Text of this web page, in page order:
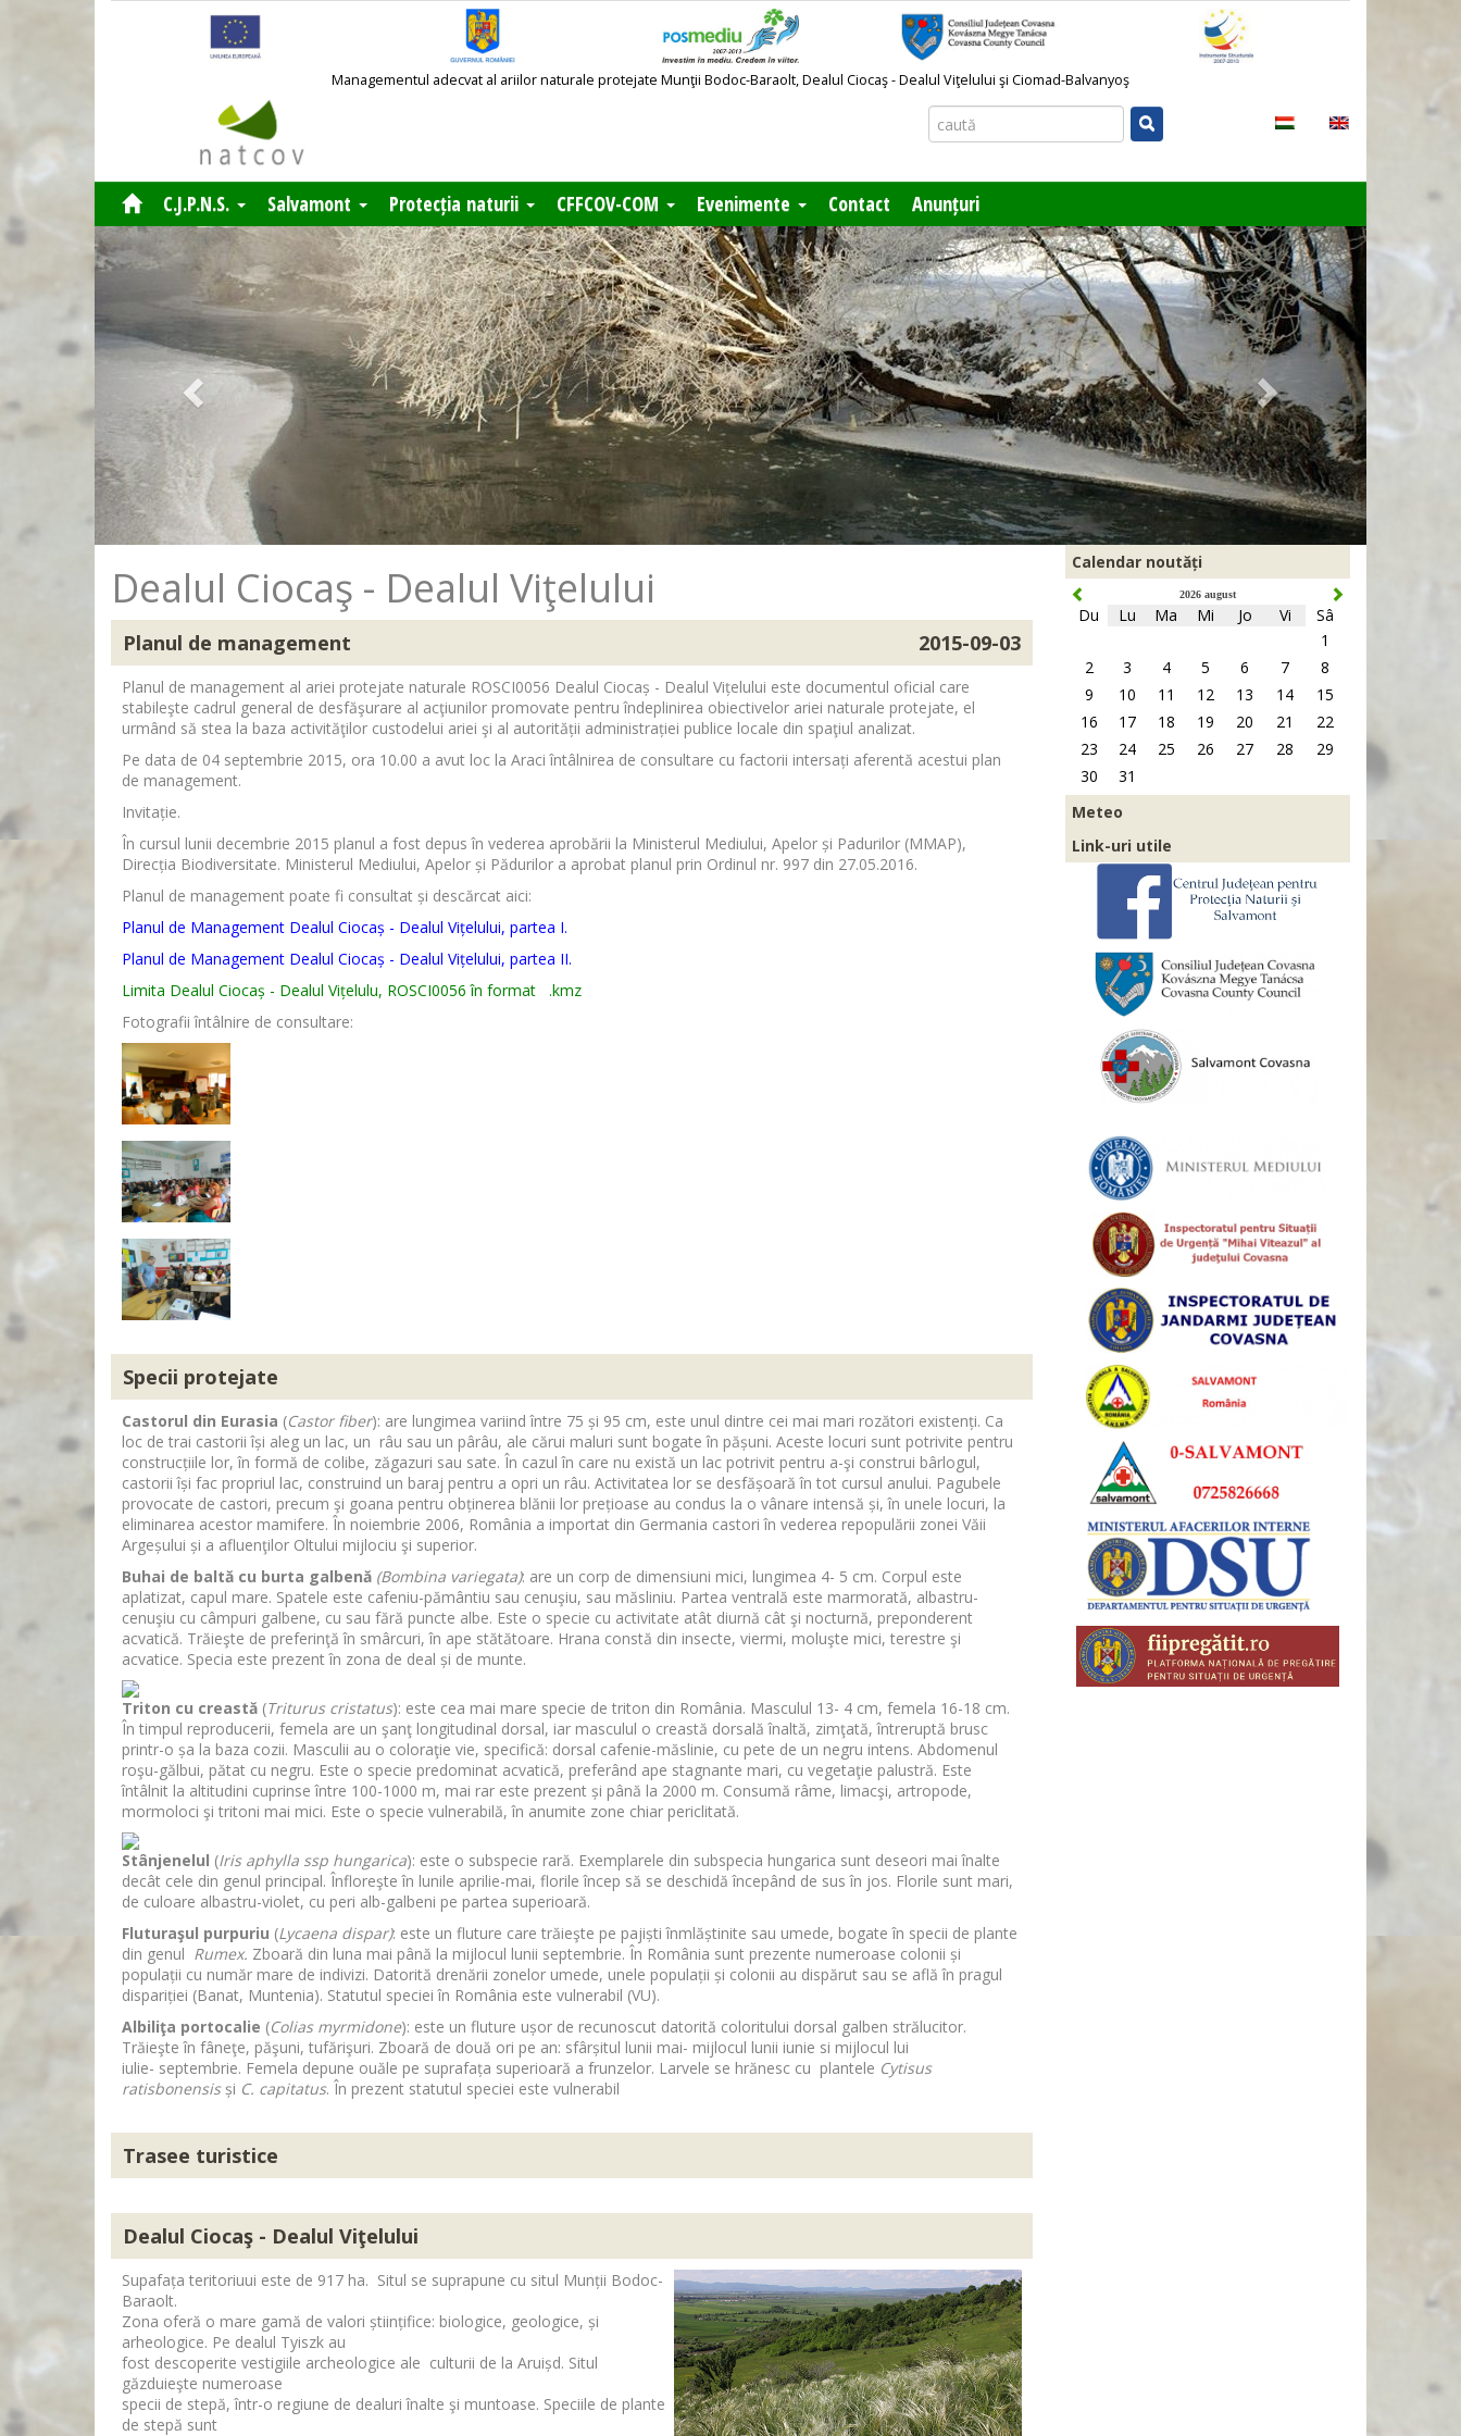
Managementul adecvat al ariilor naturale protejate Munţii Bodoc-Baraolt, Dealul Ciocaş - Dealul Viţelului şi Ciomad-Balvanyoş
C.J.P.N.S. Salvamont Protecția naturii CFFCOV-COM Evenimente Contact Anunțuri
Previous Next
Dealul Ciocaş - Dealul Viţelului
Planul de management 2015-09-03
Planul de management al ariei protejate naturale ROSCI0056 Dealul Ciocaș - Dealul Vițelului este documentul oficial care
stabileşte cadrul general de desfăşurare al acţiunilor promovate pentru îndeplinirea obiectivelor ariei naturale protejate, el
urmând să stea la baza activităţilor custodelui ariei şi al autorității administrației publice locale din spaţiul analizat.
Pe data de 04 septembrie 2015, ora 10.00 a avut loc la Araci întâlnirea de consultare cu factorii intersați aferentă acestui plan
de management.
Invitație.
În cursul lunii decembrie 2015 planul a fost depus în vederea aprobării la Ministerul Mediului, Apelor și Padurilor (MMAP),
Direcția Biodiversitate. Ministerul Mediului, Apelor și Pădurilor a aprobat planul prin Ordinul nr. 997 din 27.05.2016.
Planul de management poate fi consultat și descărcat aici:
Planul de Management Dealul Ciocaș - Dealul Vițelului, partea I.
Planul de Management Dealul Ciocaș - Dealul Vițelului, partea II.
Limita Dealul Ciocaș - Dealul Vițelulu, ROSCI0056 în format .kmz
Fotografii întâlnire de consultare:
Specii protejate
Castorul din Eurasia (Castor fiber): are lungimea variind între 75 și 95 cm, este unul dintre cei mai mari rozători existenți. Ca
loc de trai castorii își aleg un lac, un râu sau un pârâu, ale cărui maluri sunt bogate în pășuni. Aceste locuri sunt potrivite pentru
construcțiile lor, în formă de colibe, zăgazuri sau sate. În cazul în care nu există un lac potrivit pentru a-şi construi bârlogul,
castorii își fac propriul lac, construind un baraj pentru a opri un râu. Activitatea lor se desfășoară în tot cursul anului. Pagubele
provocate de castori, precum şi goana pentru obținerea blănii lor prețioase au condus la o vânare intensă și, în unele locuri, la
eliminarea acestor mamifere. În noiembrie 2006, România a importat din Germania castori în vederea repopulării zonei Văii
Argeșului și a afluenţilor Oltului mijlociu şi superior.
Buhai de baltă cu burta galbenă (Bombina variegata): are un corp de dimensiuni mici, lungimea 4- 5 cm. Corpul este
aplatizat, capul mare. Spatele este cafeniu-pământiu sau cenuşiu, sau măsliniu. Partea ventrală este marmorată, albastru-
cenuşiu cu câmpuri galbene, cu sau fără puncte albe. Este o specie cu activitate atât diurnă cât şi nocturnă, preponderent
acvatică. Trăieşte de preferinţă în smârcuri, în ape stătătoare. Hrana constă din insecte, viermi, moluşte mici, terestre şi
acvatice. Specia este prezent în zona de deal și de munte.
Triton cu creastă (Triturus cristatus): este cea mai mare specie de triton din România. Masculul 13- 4 cm, femela 16-18 cm.
În timpul reproducerii, femela are un şanţ longitudinal dorsal, iar masculul o creastă dorsală înaltă, zimţată, întreruptă brusc
printr-o șa la baza cozii. Masculii au o coloraţie vie, specifică: dorsal cafenie-măslinie, cu pete de un negru intens. Abdomenul
roşu-gălbui, pătat cu negru. Este o specie predominat acvatică, preferând ape stagnante mari, cu vegetaţie palustră. Este
întâlnit la altitudini cuprinse între 100-1000 m, mai rar este prezent și până la 2000 m. Consumă râme, limacşi, artropode,
mormoloci şi tritoni mai mici. Este o specie vulnerabilă, în anumite zone chiar periclitată.
Stânjenelul (Iris aphylla ssp hungarica): este o subspecie rară. Exemplarele din subspecia hungarica sunt deseori mai înalte
decât cele din genul principal. Înfloreşte în lunile aprilie-mai, florile încep să se deschidă începând de sus în jos. Florile sunt mari,
de culoare albastru-violet, cu peri alb-galbeni pe partea superioară.
Fluturaşul purpuriu (Lycaena dispar): este un fluture care trăieşte pe pajiști înmlăștinite sau umede, bogate în specii de plante
din genul Rumex. Zboară din luna mai până la mijlocul lunii septembrie. În România sunt prezente numeroase colonii și
populații cu număr mare de indivizi. Datorită drenării zonelor umede, unele populații și colonii au dispărut sau se află în pragul
dispariției (Banat, Muntenia). Statutul speciei în România este vulnerabil (VU).
Albiliţa portocalie (Colias myrmidone): este un fluture ușor de recunoscut datorită coloritului dorsal galben strălucitor.
Trăieşte în fâneţe, păşuni, tufărişuri. Zboară de două ori pe an: sfârșitul lunii mai- mijlocul lunii iunie si mijlocul lui
iulie- septembrie. Femela depune ouăle pe suprafața superioară a frunzelor. Larvele se hrănesc cu plantele Cytisus
ratisbonensisși C. capitatus. În prezent statutul speciei este vulnerabil
Trasee turistice
Dealul Ciocaş - Dealul Viţelului
Supafața teritoriuui este de 917 ha. Situl se suprapune cu situl Munții Bodoc-
Baraolt.
Zona oferă o mare gamă de valori științifice: biologice, geologice, și
arheologice. Pe dealul Tyiszk au
fost descoperite vestigiile archeologice ale culturii de la Aruișd. Situl
găzduieşte numeroase
specii de stepă, într-o regiune de dealuri înalte şi muntoase. Speciile de plante
de stepă sunt
Calendar noutăți
2026 august
Du Lu Ma Mi Jo Vi
Sâ
1
2
3 4 5 6 7
8
9
10 11 12 13 14
15
16
17 18 19 20 21
22
23
24 25 26 27 28
29
30
31
Meteo
Link-uri utile